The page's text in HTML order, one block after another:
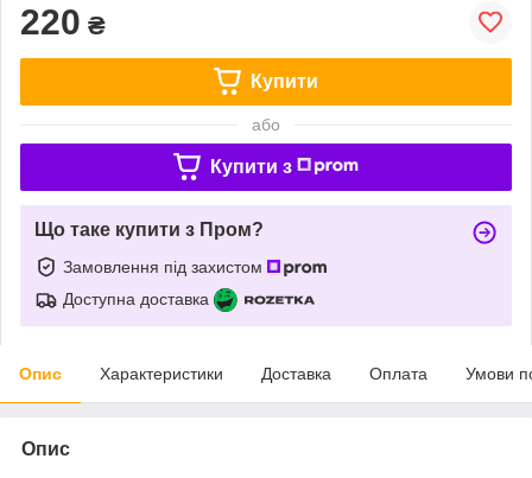
220 ₴
Купити
або
Купити з
Що таке купити з Пром?
Замовлення під захистом
Доступна доставка
Опис Характеристики Доставка Оплата Умови
Опис